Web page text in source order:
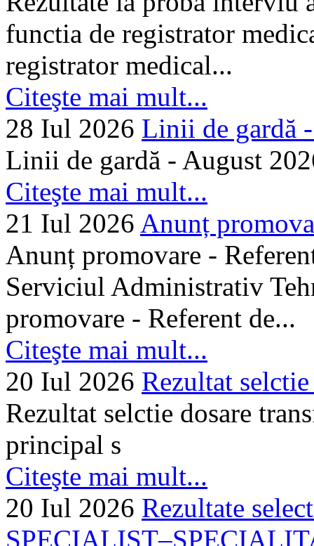
functia de registrator
registrator medical...
Citeşte mai mult...
28 Iul 2026 Linii de gardă
Linii de gardă - August
Citeşte mai mult...
21 Iul 2026 Anunț
Anunț promovare -
Serviciul Administrativ
promovare - Referent de...
Citeşte mai mult...
20 Iul 2026 Rezultat
Rezultat selctie dosare
principal s
Citeşte mai mult...
20 Iul 2026 Rezultate